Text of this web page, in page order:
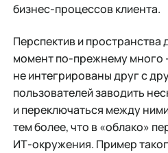
бизнес-процессов клиента.
Перспектив и пространства
момент по-прежнему много
не интегрированы друг с
пользователей заводить
и переключаться между
тем более, что в «облако»
ИТ-окружения. Пример